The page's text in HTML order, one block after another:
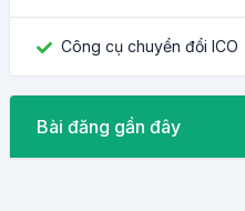
Công cụ chuyển đổi ICO
Bài đăng gần đây